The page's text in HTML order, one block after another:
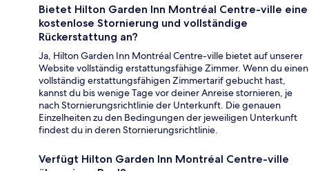
Bietet Hilton Garden Inn Montréal Centre-ville eine
kostenlose Stornierung und vollständige
Rückerstattung an?
Ja, Hilton Garden Inn Montréal Centre-ville bietet auf unserer
Website vollständig erstattungsfähige Zimmer. Wenn du einen
vollständig erstattungsfähigen Zimmertarif gebucht hast,
kannst du bis wenige Tage vor deiner Anreise stornieren, je
nach Stornierungsrichtlinie der Unterkunft. Die genauen
Einzelheiten zu den Bedingungen der jeweiligen Unterkunft
findest du in deren Stornierungsrichtlinie.
Verfügt Hilton Garden Inn Montréal Centre-ville